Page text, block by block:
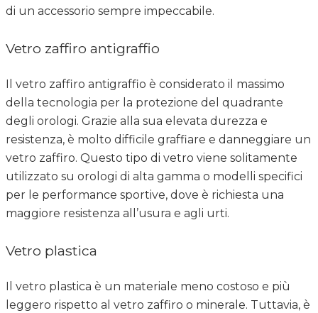
di un accessorio sempre impeccabile.
Vetro zaffiro antigraffio
Il vetro zaffiro antigraffio è considerato il massimo
della tecnologia per la protezione del quadrante
degli orologi. Grazie alla sua elevata durezza e
resistenza, è molto difficile graffiare e danneggiare un
vetro zaffiro. Questo tipo di vetro viene solitamente
utilizzato su orologi di alta gamma o modelli specifici
per le performance sportive, dove è richiesta una
maggiore resistenza all’usura e agli urti.
Vetro plastica
Il vetro plastica è un materiale meno costoso e più
leggero rispetto al vetro zaffiro o minerale. Tuttavia, è